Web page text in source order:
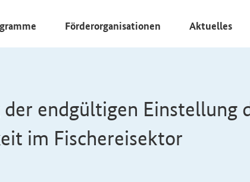
Förderorganisationen Aktuelles
der endgültigen Einstellung
im Fischereisektor